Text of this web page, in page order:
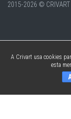
2015-2026 © CRIVART
A Crivart usa cookies
esta